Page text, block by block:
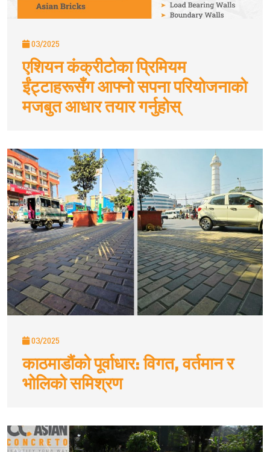
03/2025
एशियन कंक्रीटोका प्रिमियम
ईंट्टाहरूसँग आफ्नो सपना परियोजनाको
मजबुत आधार तयार गर्नुहोस्
03/2025
काठमाडौंको पूर्वाधार: विगत, वर्तमान र
भोलिको समिश्रण